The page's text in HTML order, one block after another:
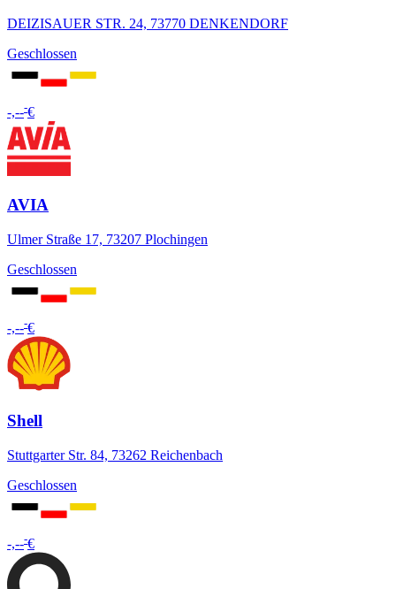
DEIZISAUER STR. 24, 73770 DENKENDORF
Geschlossen
-,---€
AVIA
Ulmer Straße 17, 73207 Plochingen
Geschlossen
-,---€
Shell
Stuttgarter Str. 84, 73262 Reichenbach
Geschlossen
-,---€